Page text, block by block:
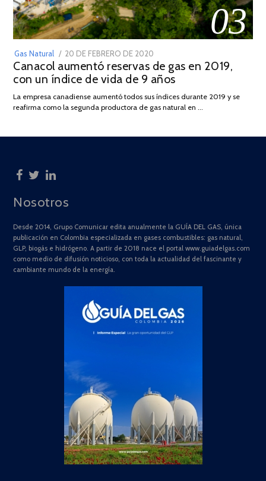
03
Gas Natural
POSTED
ON
20 DE FEBRERO DE 2020
DE
JULIO
2025
Canacol aumentó reservas de gas en 2019,
con un índice de vida de 9 años
La empresa canadiense aumentó todos sus índices durante 2019 y se
reafirma como la segunda productora de gas natural en …
Nosotros
Desde 2014, Grupo Comunicar edita anualmente la GUÍA DEL GAS, única
publicación en Colombia especializada en gases combustibles: gas natural,
GLP, biogás e hidrógeno. A partir de 2018 nace el portal www.guiadelgas.com
como medio de difusión noticioso, con toda la actualidad del fascinante y
cambiante mundo de la energía.